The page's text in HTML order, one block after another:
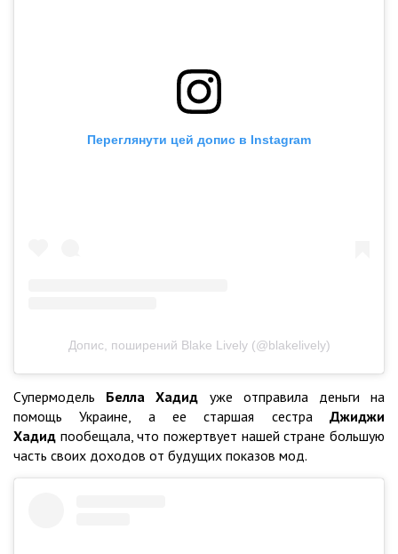
Переглянути цей допис в Instagram
Допис, поширений Blake Lively (@blakelively)
Супермодель Белла Хадид уже отправила деньги на
помощь Украине, а ее старшая сестра Джиджи
Хадид пообещала, что пожертвует нашей стране большую
часть своих доходов от будущих показов мод.